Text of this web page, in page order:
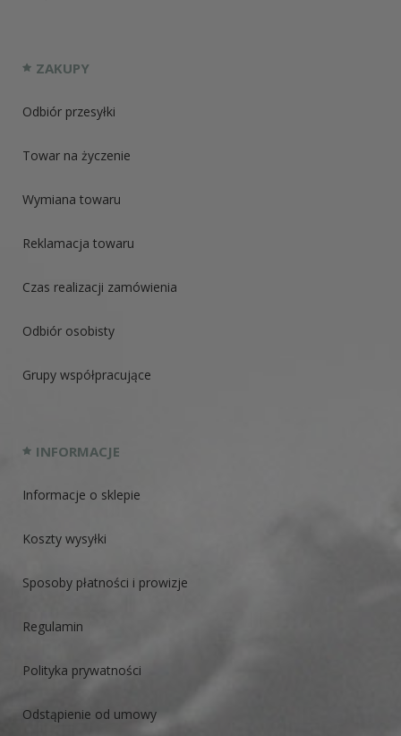
ZAKUPY
Odbiór przesyłki
Towar na życzenie
Wymiana towaru
Reklamacja towaru
Czas realizacji zamówienia
Odbiór osobisty
Grupy współpracujące
INFORMACJE
Informacje o sklepie
Koszty wysyłki
Sposoby płatności i prowizje
Regulamin
Polityka prywatności
Odstąpienie od umowy